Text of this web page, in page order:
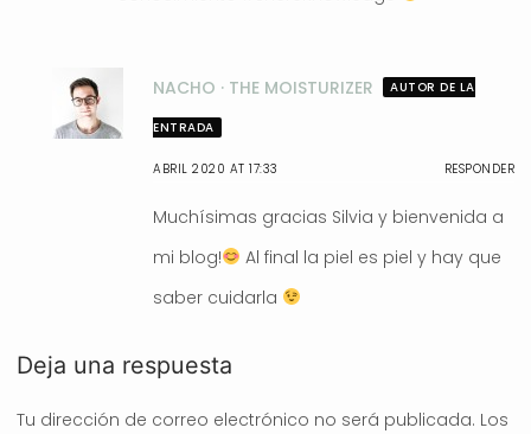
NACHO · THE MOISTURIZER AUTOR DE LA
ENTRADA
ABRIL 2020 AT 17:33 RESPONDER
Muchísimas gracias Silvia y bienvenida a
mi blog!
Al final la piel es piel y hay que
saber cuidarla
Deja una respuesta
Tu dirección de correo electrónico no será publicada. Los